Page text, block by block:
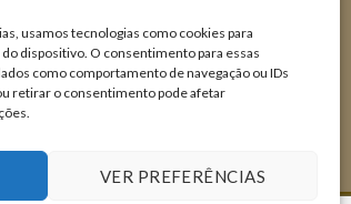
usamos tecnologias como cookies para
dispositivo. O consentimento para essas
como comportamento de navegação ou IDs
retirar o consentimento pode afetar
VER PREFERÊNCIAS